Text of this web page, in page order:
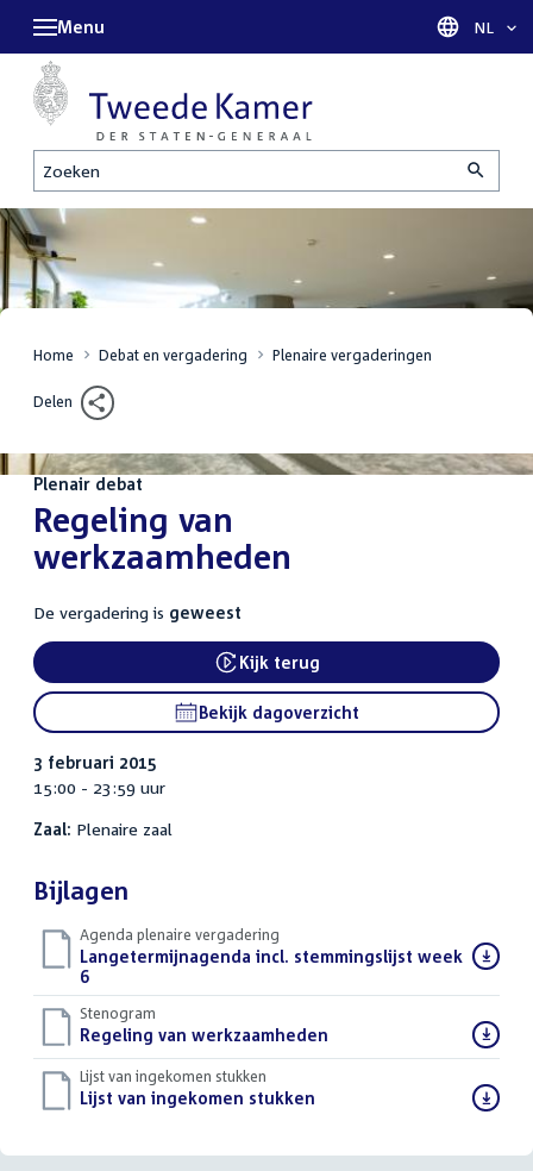
Zoeken
Menu Taal
NL
Home Debat en vergadering Plenaire vergaderingen
Delen
Plenair debat
:Regeling van
werkzaamheden
De vergadering is geweest
External link:
Kijk terug
Bekijk dagoverzicht
3 februari 2015
15:00 - 23:59 uur
Zaal: Plenaire zaal
Bijlagen
Agenda plenaire vergadering
Download
bestand:
Langetermijnagenda incl. stemmingslijst week
6()
Stenogram
Download
bestand:
Regeling van werkzaamheden
Lijst van ingekomen stukken
Download
Lijst van ingekomen stukken